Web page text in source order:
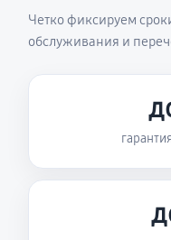
Четко фиксируем
обслуживания и